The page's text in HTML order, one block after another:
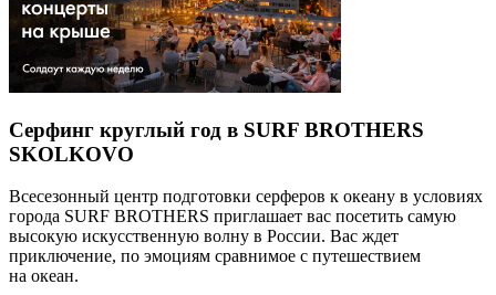
Серфинг круглый год в SURF BROTHERS
SKOLKOVO
Всесезонный центр подготовки серферов к океану в условиях
города SURF BROTHERS приглашает вас посетить самую
высокую искусственную волну в России. Вас ждет
приключение, по эмоциям сравнимое с путешествием
на океан.